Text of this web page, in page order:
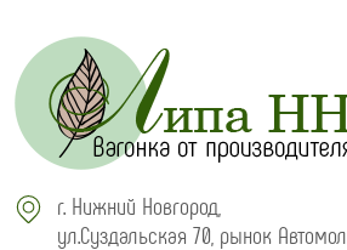
г. Нижний Новгород,
ул.Суздальская 70, рынок Автомол